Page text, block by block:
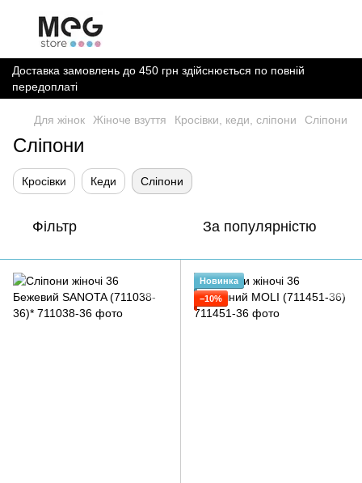
Доставка замовлень до 450 грн здійснюється по повній
передоплаті
Для жінок Жіноче взуття Кросівки, кеди, сліпони Сліпони
Сліпони
Кросівки Кеди Сліпони
Фільтр За популярністю
Новинка
−10%